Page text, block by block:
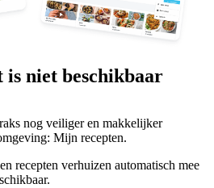
niet beschikbaar
nog veiliger en makkelijker
Mijn recepten.
recepten verhuizen automatisch mee